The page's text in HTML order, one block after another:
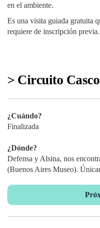
en el ambiente.
Es una visita guiada gratuita
requiere de inscripción previa.
> Circuito
¿Cuándo?
Finalizada
¿Dónde?
Defensa y Alsina, nos
(Buenos Aires Museo).